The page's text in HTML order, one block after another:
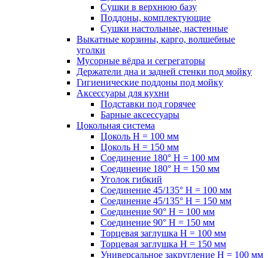
Сушки в верхнюю базу
Поддоны, комплектующие
Сушки настольные, настенные
Выкатные корзины, карго, волшебные
уголки
Мусорные вёдра и сегрегаторы
Держатели дна и задней стенки под мойку
Гигиенические поддоны под мойку
Аксессуары для кухни
Подставки под горячее
Барные аксессуары
Цокольная система
Цоколь H = 100 мм
Цоколь H = 150 мм
Соединение 180° H = 100 мм
Соединение 180° H = 150 мм
Уголок гибкий
Соединение 45/135° H = 100 мм
Соединение 45/135° H = 150 мм
Соединение 90° H = 100 мм
Соединение 90° H = 150 мм
Торцевая заглушка H = 100 мм
Торцевая заглушка H = 150 мм
Универсальное закругление H = 100 мм